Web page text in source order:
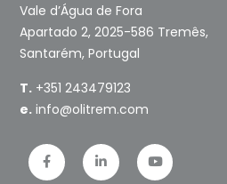
Vale d’Água de Fora
Apartado 2, 2025-586 Tremês,
Santarém, Portugal
T. +351 243479123
e. info@olitrem.com